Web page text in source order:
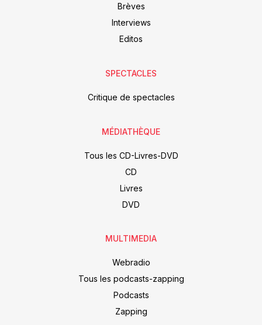
Brèves
Interviews
Editos
SPECTACLES
Critique de spectacles
MÉDIATHÈQUE
Tous les CD-Livres-DVD
CD
Livres
DVD
MULTIMEDIA
Webradio
Tous les podcasts-zapping
Podcasts
Zapping